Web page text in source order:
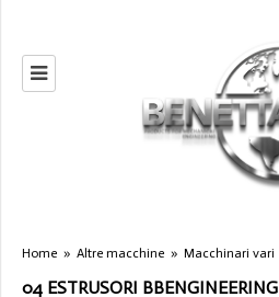
Home » Altre macchine » Macchinari vari
04 ESTRUSORI BBENGINEERING